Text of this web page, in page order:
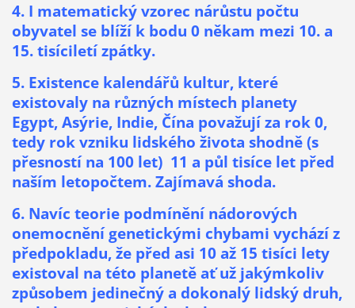
4. I matematický vzorec nárůstu počtu
obyvatel se blíží k bodu 0 někam mezi 10. a
15. tisíciletí zpátky.
5. Existence kalendářů kultur, které
existovaly na různých místech planety
Egypt, Asýrie, Indie, Čína považují za rok 0,
tedy rok vzniku lidského života shodně (s
přesností na 100 let) 11 a půl tisíce let před
naším letopočtem. Zajímavá shoda.
6. Navíc teorie podmínění nádorových
onemocnění genetickými chybami vychází z
předpokladu, že před asi 10 až 15 tisíci lety
existoval na této planetě ať už jakýmkoliv
způsobem jedinečný a dokonalý lidský druh,